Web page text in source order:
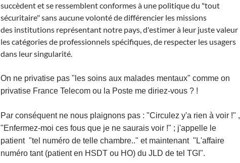
succèdent et se ressemblent conformes à une politique du "tout
sécuritaire" sans aucune volonté de différencier les missions
des institutions représentant notre pays, d'estimer à leur juste valeur
les catégories de professionnels spécifiques, de respecter les usagers
dans leur singularité.
On ne privatise pas "les soins aux malades mentaux" comme on
privatise France Telecom ou la Poste me diriez-vous ? !
Par conséquent ne nous plaignons pas : "Circulez y'a rien à voir !" ,
"Enfermez-moi ces fous que je ne saurais voir !" ; j'appelle le
patient "tel numéro de telle chambre.." et maintenant "L'affaire
numéro tant (patient en HSDT ou HO) du JLD de tel TGI".